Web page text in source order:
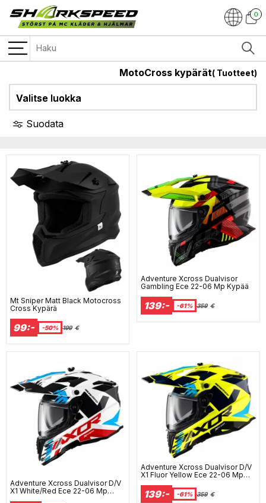
0
MotoCross kypärät( Tuotteet)
Valitse luokka
Suodata
Mt Sniper Matt Black Motocross
Cross Kypärä
99:- -50% 199 €
Adventure Xcross Dualvisor
Gambling Ece 22-06 Mp Kypää
139:- -61% 359 €
Adventure Xcross Dualvisor D/V
X1 White/Red Ece 22-06 Mp
Adventure Xcross Dualvisor D/V
X1 Fluor Yellow Ece 22-06 Mp
139:- -61% 359 €